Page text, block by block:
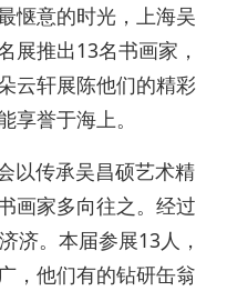
意的时光，上海吴
展推出13名书画家，
云轩展陈他们的精彩
享誉于海上。
以传承吴昌硕艺术精
画家多向往之。经过
济。本届参展13人，
，他们有的钻研缶翁